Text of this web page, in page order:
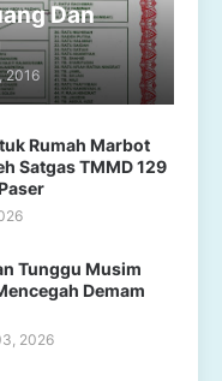
Dan
2016
Rumah Marbot
Satgas TMMD 129
Tunggu Musim
Demam
2026